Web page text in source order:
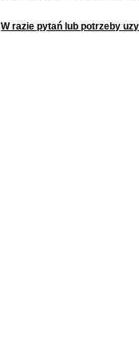
W razie pytań lub potrzeby